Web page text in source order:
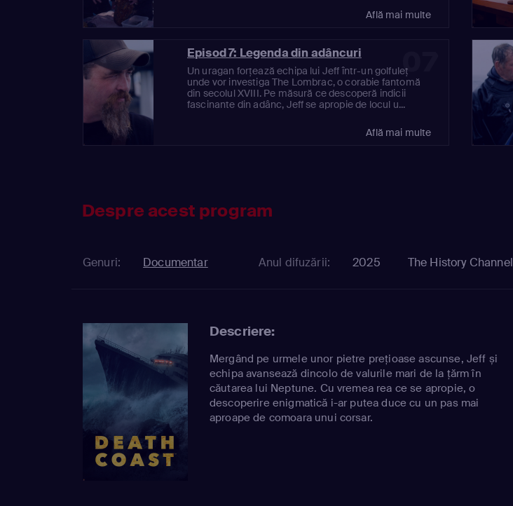
Află mai multe
07
Episod 7: Legenda din adâncuri
Un uragan forțează echipa lui Jeff într-un golfuleț
unde vor investiga The Lombrac, o corabie fantomă
din secolul XVIII. Pe măsură ce descoperă indicii
fascinante din adânc, Jeff se apropie de locul u...
Află mai multe
Despre acest program
Genuri: Documentar Anul difuzării: 2025 The History Channel
Descriere:
Mergând pe urmele unor pietre prețioase ascunse, Jeff și
echipa avansează dincolo de valurile mari de la țărm în
căutarea lui Neptune. Cu vremea rea ce se apropie, o
descoperire enigmatică i-ar putea duce cu un pas mai
aproape de comoara unui corsar.